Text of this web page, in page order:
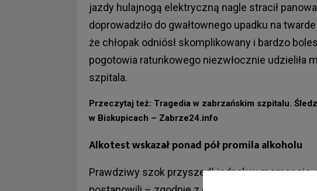
jazdy hulajnogą elektryczną nagle stracił
doprowadziło do gwałtownego upadku na
że chłopak odniósł skomplikowany i bardzo
pogotowia ratunkowego niezwłocznie udzieliła
szpitala.
Przeczytaj też: Tragedia w zabrzańskim szpitalu.
w Biskupicach – Zabrze24.info
Alkotest wskazał ponad pół promila alkoholu
Prawdziwy szok przyszedł jednak w